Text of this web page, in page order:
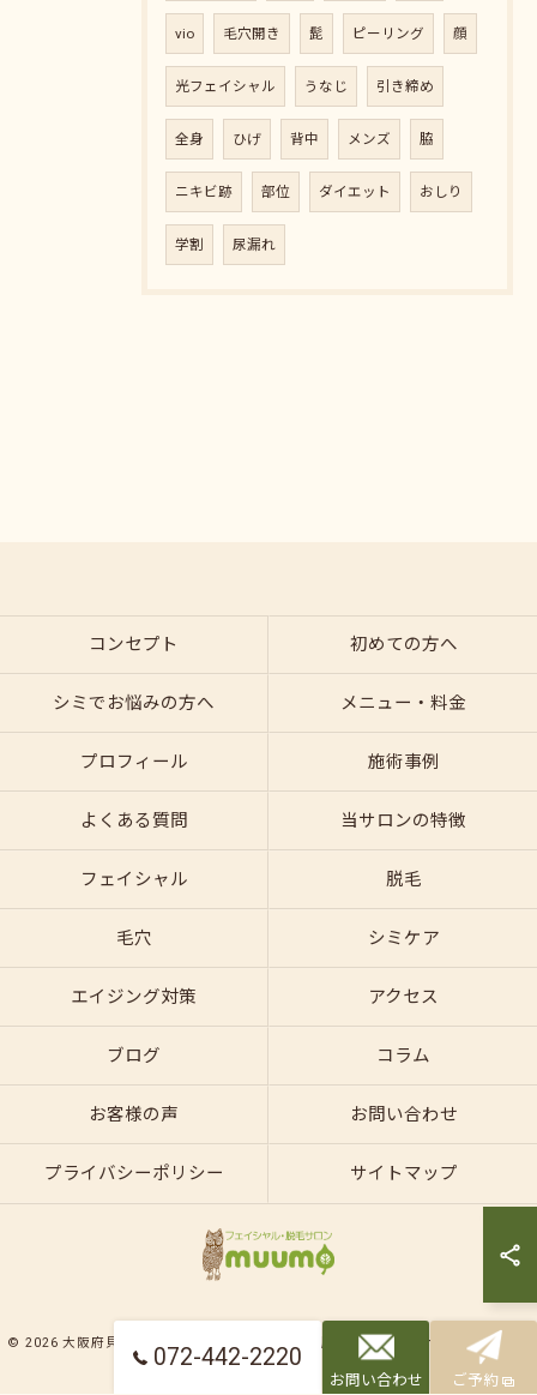
vio 毛穴開き 髭 ピーリング 顔
光フェイシャル うなじ 引き締め
全身 ひげ 背中 メンズ 脇
ニキビ跡 部位 ダイエット おしり
学割 尿漏れ
072-442-2220
お問い合わせ ご予約
コンセプト 初めての方へ
シミでお悩みの方へ メニュー・料金
プロフィール 施術事例
よくある質問 当サロンの特徴
フェイシャル 脱毛
毛穴 シミケア
エイジング対策 アクセス
ブログ コラム
お客様の声 お問い合わせ
プライバシーポリシー サイトマップ
© 2026 大阪府貝塚のエステならフェイシャル・脱毛サロンmuumo ALL RIGHTS
RESERVED.